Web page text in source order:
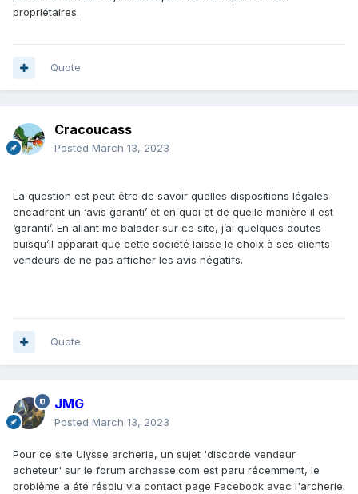
propriétaires.
Quote
Cracoucass
Posted March 13, 2023
La question est peut être de savoir quelles dispositions légales
encadrent un ‘avis garanti’ et en quoi et de quelle manière il est
‘garanti’. En allant me balader sur ce site, j’ai quelques doutes
puisqu’il apparait que cette société laisse le choix à ses clients
vendeurs de ne pas afficher les avis négatifs.
Quote
JMG
Posted March 13, 2023
Pour ce site Ulysse archerie, un sujet 'discorde vendeur
acheteur' sur le forum archasse.com est paru récemment, le
problème a été résolu via contact page Facebook avec l'archerie.